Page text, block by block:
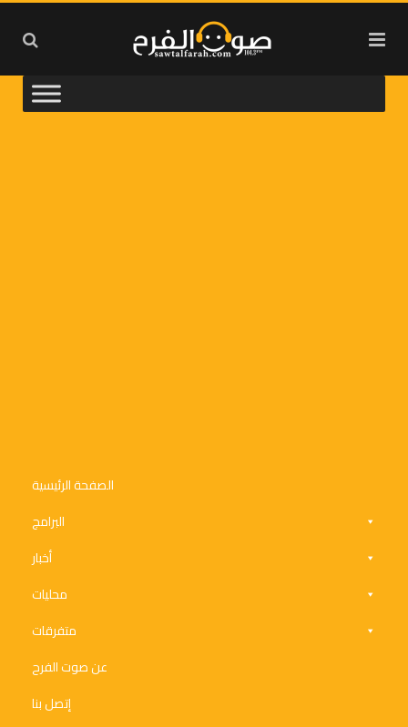
الصفحة الرئيسية
البرامج
أخبار
محليات
متفرقات
عن صوت الفرح
إتصل بنا